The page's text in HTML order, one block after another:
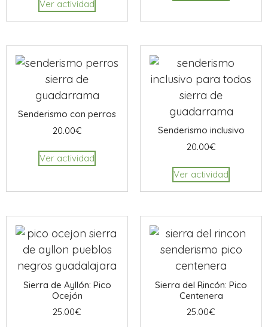
Ver actividad
Senderismo con perros
20.00€
Ver actividad
Senderismo inclusivo
20.00€
Ver actividad
Sierra de Ayllón: Pico
Ocejón
25.00€
Sierra del Rincón: Pico
Centenera
25.00€